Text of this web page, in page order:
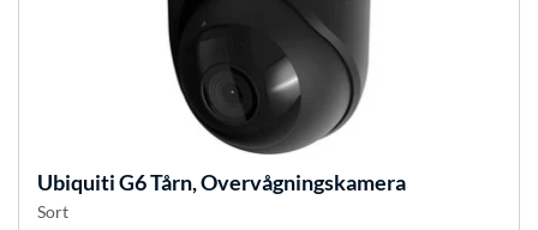
UbiquitiG6 Tårn, Overvågningskamera
Sort